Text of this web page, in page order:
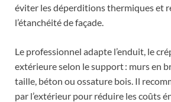
éviter les déperditions thermiques et
l’étanchéité de façade.
Le professionnel adapte l’enduit, le
extérieure selon le support : murs en
taille, béton ou ossature bois. Il
par l’extérieur pour réduire les coûts